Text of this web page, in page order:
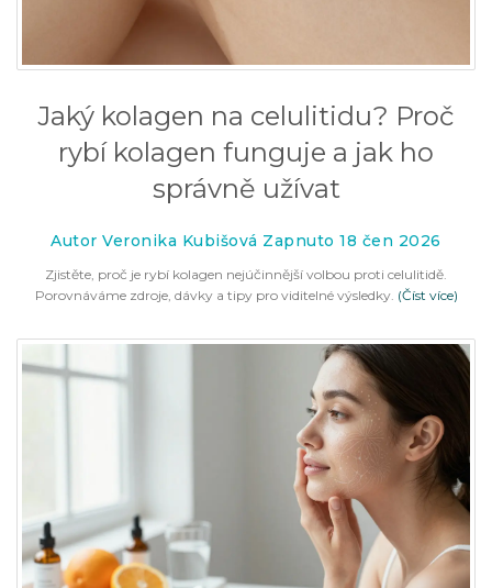
Jaký kolagen na celulitidu? Proč
rybí kolagen funguje a jak ho
správně užívat
Autor Veronika Kubišová Zapnuto 18 čen 2026
Zjistěte, proč je rybí kolagen nejúčinnější volbou proti celulitidě.
Porovnáváme zdroje, dávky a tipy pro viditelné výsledky. (Číst více)